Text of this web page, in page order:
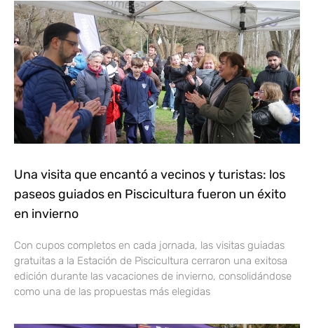
Una visita que encantó a vecinos y turistas: los
paseos guiados en Piscicultura fueron un éxito
en invierno
Con cupos completos en cada jornada, las visitas guiadas
gratuitas a la Estación de Piscicultura cerraron una exitosa
edición durante las vacaciones de invierno, consolidándose
como una de las propuestas más elegidas